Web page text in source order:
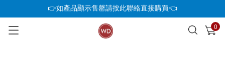
👉如產品顯示售罄請按此聯絡直接購買👈
0
已加入購物車 查看